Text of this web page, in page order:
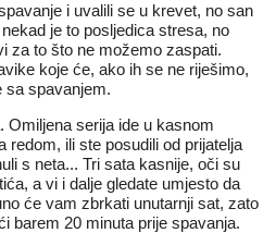
i uvalili se u krevet, no san
je to posljedica stresa, no
za to što ne možemo zaspati.
koje će, ako ih se ne riješimo,
sa spavanjem.
Omiljena serija ide u kasnom
redom, ili ste posudili od prijatelja
s neta... Tri sata kasnije, oči su
a vi i dalje gledate umjesto da
će vam zbrkati unutarnji sat, zato
barem 20 minuta prije spavanja.